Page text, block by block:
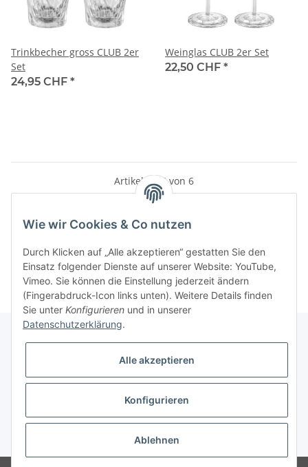
Trinkbecher gross CLUB 2er
Set
24,95 CHF *
Weinglas CLUB 2er Set
22,50 CHF *
Artikel 1 - 6 von 6
Kategorien
Gesetzliche Informationen
* Alle Preise inkl. gesetzlicher USt., zzgl.Versand
Wie wir Cookies & Co nutzen
Durch Klicken auf „Alle akzeptieren“ gestatten Sie den
Einsatz folgender Dienste auf unserer Website: YouTube,
Vimeo. Sie können die Einstellung jederzeit ändern
(Fingerabdruck-Icon links unten). Weitere Details finden
Sie unter Konfigurieren und in unserer
Datenschutzerklärung.
Alle akzeptieren
Konfigurieren
Ablehnen